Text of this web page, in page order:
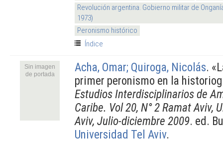
Revolución argentina. Gobierno militar de
1973)
Peronismo histórico
Índice
Sin imagen
de portada
Acha, Omar; Quiroga, Nicolás.
primer peronismo en la
Estudios Interdisciplinarios de
Caribe. Vol 20, N° 2 Ramat Aviv,
Aviv, Julio-diciembre 2009. ed.
Universidad Tel Aviv.